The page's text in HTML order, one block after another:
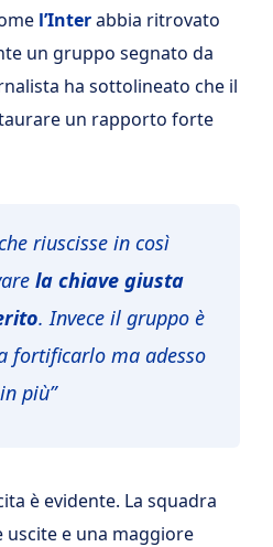
l’Interabbia ritrovato
un gruppo segnato da
ha sottolineato che il
un rapporto forte
riuscisse in così
la chiave giusta
. Invece il gruppo è
fortificarlo ma adesso
più”
è evidente. La squadra
e una maggiore